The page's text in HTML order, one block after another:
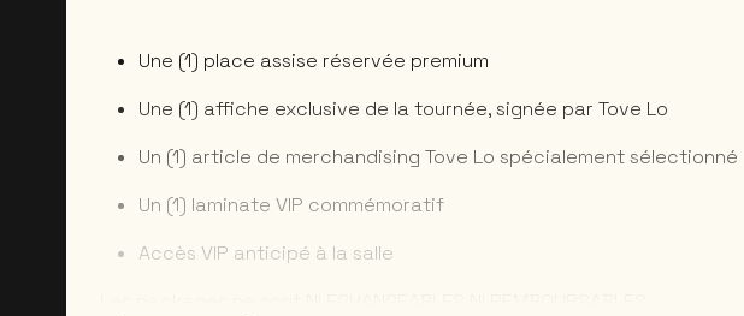
Une (1) place assise réservée premium
Une (1) affiche exclusive de la tournée, signée par Tove Lo
Un (1) article de merchandising Tove Lo spécialement sélectionné
Un (1) laminate VIP commémoratif
Accès VIP anticipé à la salle